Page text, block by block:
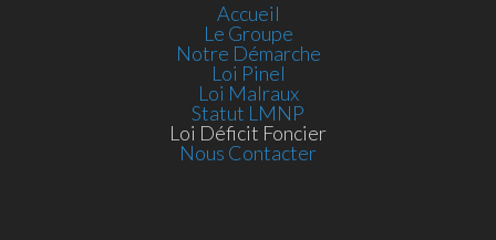
Accueil
Le Groupe
Notre Démarche
Loi Pinel
Loi Malraux
Statut LMNP
Loi Déficit Foncier
Nous Contacter